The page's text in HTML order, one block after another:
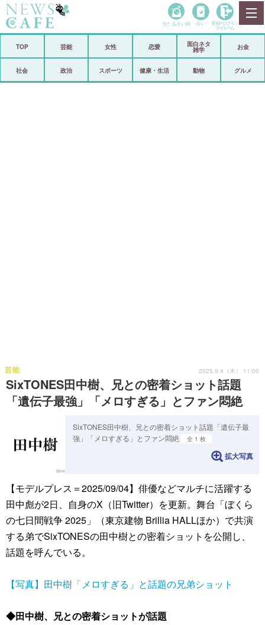
政治
当たる占い師 占い 登録• ログイン
マイルーム
TOP 芸能 女性 恋愛
面白ネタ
雑学
お金
社会 政治 スポーツ 健康・生活 動物 グルメ
SixTONES田中樹、兄との密着ショット話題
「遺伝子最強」「メロすぎる」とファン悶絶
芸能 2025.9.4（木） 11:00
SixTONES田中樹、兄との密着ショット話題「遺伝子最
強」「メロすぎる」とファン悶絶
全 1 枚
拡大写真
【モデルプレス＝2025/09/04】俳優などマルチに活躍する
田中彪が2日、自身のX（旧Twitter）を更新。舞台「ぼくら
の七日間戦争 2025」（東京建物 Brillia HALLほか）で共演
する弟でSixTONESの田中樹との密着ショットを公開し、
話題を呼んでいる。
【写真】田中樹「メロすぎる」と話題の兄弟ショット
◆田中樹、兄との密着ショットが話題